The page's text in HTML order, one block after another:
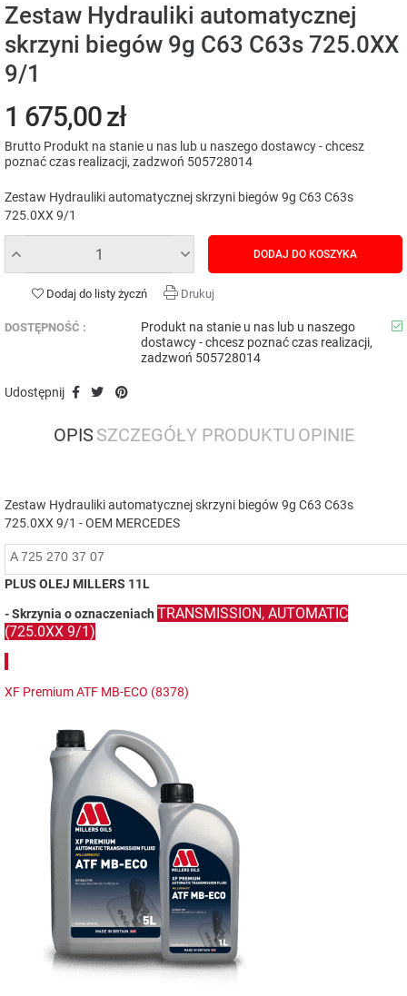
Zestaw Hydrauliki automatycznej
skrzyni biegów 9g C63 C63s 725.0XX
9/1
1 675,00 zł
Brutto Produkt na stanie u nas lub u naszego dostawcy - chcesz
poznać czas realizacji, zadzwoń 505728014
Zestaw Hydrauliki automatycznej skrzyni biegów 9g C63 C63s
725.0XX 9/1
DODAJ DO KOSZYKA
Dodaj do listy życzń Drukuj
DOSTĘPNOŚĆ :
Produkt na stanie u nas lub u naszego
dostawcy - chcesz poznać czas realizacji,
zadzwoń 505728014
Udostępnij
OPIS SZCZEGÓŁY PRODUKTU OPINIE
Zestaw Hydrauliki automatycznej skrzyni biegów 9g C63 C63s
725.0XX 9/1 - OEM MERCEDES
A 725 270 37 07
PLUS OLEJ MILLERS 11L
- Skrzynia o oznaczeniach TRANSMISSION, AUTOMATIC
(725.0XX 9/1)
XF Premium ATF MB-ECO (8378)